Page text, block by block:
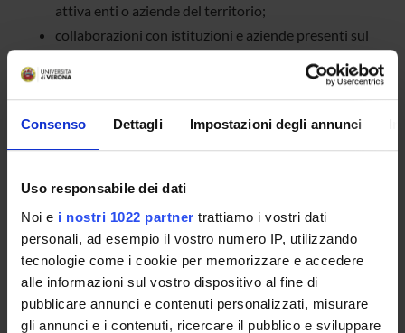
Consenso Dettagli Impostazioni degli annunci
Uso responsabile dei dati
Noi e i nostri 1022 partner trattiamo i vostri dati
personali, ad esempio il vostro numero IP, utilizzando
tecnologie come i cookie per memorizzare e accedere
alle informazioni sul vostro dispositivo al fine di
pubblicare annunci e contenuti personalizzati, misurare
gli annunci e i contenuti, ricercare il pubblico e sviluppare
attiva enti o aziende del territorio;
collaborazioni con istituzioni e aziende presenti sul
territorio al fine di migliorare la professionalizzazione
degli studenti.
private, come le aziende innovative oggetto di spin-
off
attività brevettuale
Eventi di PUBLIC ENGAGEMENT